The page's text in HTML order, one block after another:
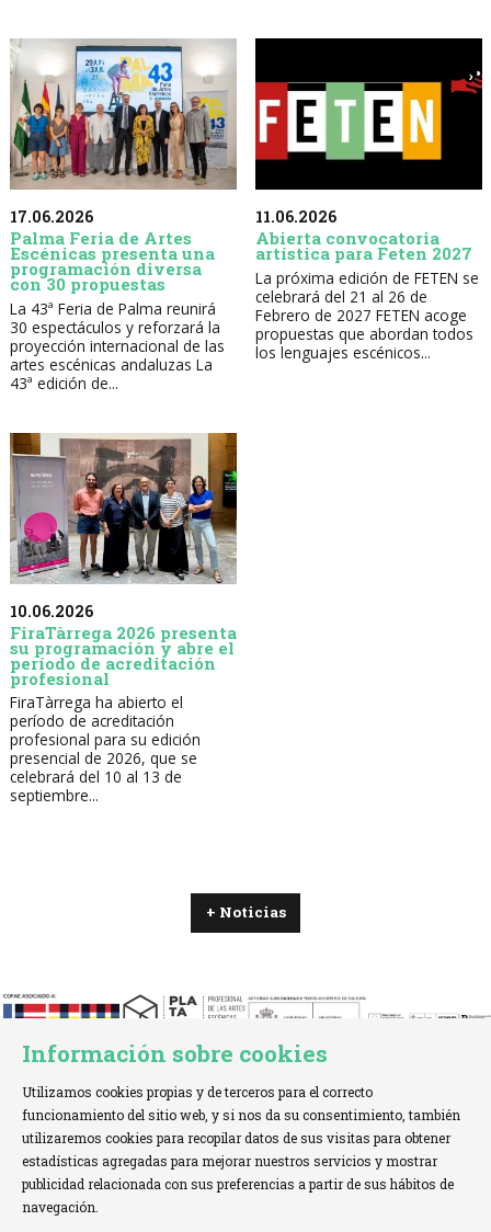
17.06.2026
Palma Feria de Artes
Escénicas presenta una
programación diversa
con 30 propuestas
La 43ª Feria de Palma reunirá
30 espectáculos y reforzará la
proyección internacional de las
artes escénicas andaluzas La
43ª edición de...
11.06.2026
Abierta convocatoria
artística para Feten 2027
La próxima edición de FETEN se
celebrará del 21 al 26 de
Febrero de 2027 FETEN acoge
propuestas que abordan todos
los lenguajes escénicos...
10.06.2026
FiraTàrrega 2026 presenta
su programación y abre el
período de acreditación
profesional
FiraTàrrega ha abierto el
período de acreditación
profesional para su edición
presencial de 2026, que se
celebrará del 10 al 13 de
septiembre...
+ Noticias
TELÉFONO:+34 621 00 65 08 | info@cofae.net
Sitemap | Aviso Legal
Información sobre cookies
Utilizamos cookies propias y de terceros para el correcto
funcionamiento del sitio web, y si nos da su consentimiento, también
utilizaremos cookies para recopilar datos de sus visitas para obtener
estadísticas agregadas para mejorar nuestros servicios y mostrar
publicidad relacionada con sus preferencias a partir de sus hábitos de
navegación.